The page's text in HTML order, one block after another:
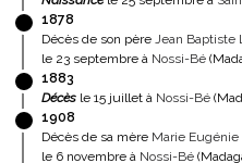
1878
Décès de son père Jean Baptiste
le 23 septembre à Nossi-Bé
1883
Décès le 15 juillet à Nossi-Bé
1908
Décès de sa mère Marie
le 6 novembre à Nossi-Bé